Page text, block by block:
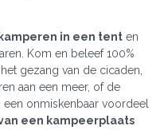
in een tent en
Kom en beleef 100%
gezang van de cicaden,
aan een meer, of de
een onmiskenbaar voordeel
een kampeerplaats